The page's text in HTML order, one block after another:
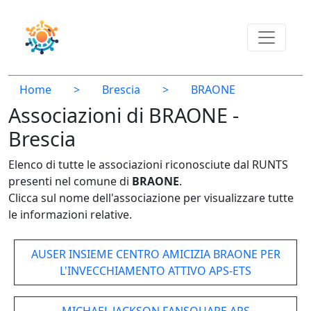
Home > Brescia > BRAONE
Associazioni di BRAONE -
Brescia
Elenco di tutte le associazioni riconosciute dal RUNTS
presenti nel comune di BRAONE.
Clicca sul nome dell'associazione per visualizzare tutte
le informazioni relative.
AUSER INSIEME CENTRO AMICIZIA BRAONE PER
L'INVECCHIAMENTO ATTIVO APS-ETS